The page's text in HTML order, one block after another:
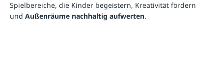
Spielbereiche, die Kinder begeistern, Kreativität fördern
und Außenräume nachhaltig aufwerten.